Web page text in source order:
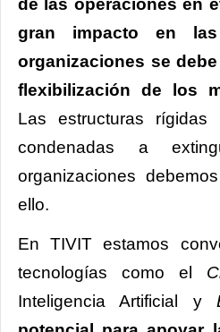
de las operaciones en
gran impacto en
organizaciones se
flexibilización de los
Las estructuras rígidas
condenadas a
organizaciones
ello.
En TIVIT estamos
tecnologías como el
Inteligencia Artificial y